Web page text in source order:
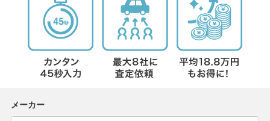
メーカー